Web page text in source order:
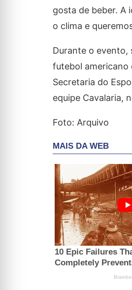
gosta de beber. A
o clima e
Durante o evento,
futebol americano
Secretaria do
equipe Cavalaria,
Foto: Arquivo